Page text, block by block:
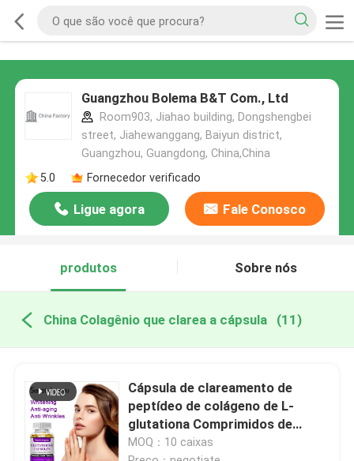
Guangzhou Bolema B&T Com., Ltd
Room903, Jiahao building, Dongshengbei
street, Jiahewanggang, Baiyun district,
Guangzhou, Guangdong, China,China
5.0
Fornecedor verificado
Ligue agora Fale Conosco
produtos Sobre nós
China Colagênio que clarea a cápsula (11)
Cápsula de clareamento de
peptídeo de colágeno de L-
glutationa Comprimidos de
vitamina C
MOQ：10 caixas